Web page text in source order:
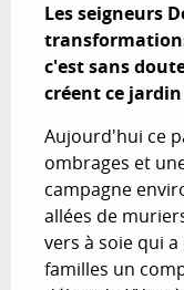
Les seigneurs
c'est sans
créent ce
Aujourd'hui ce
ombrages et
campagne
allées de
vers à soie qui
familles un